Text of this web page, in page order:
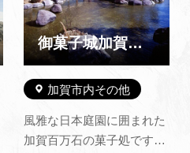
続ける源泉から引いた天然
温泉です。お…
御菓子城加賀藩（休館中）
加賀市内その他
風雅な日本庭園に囲まれた
加賀百万石の菓子処です。